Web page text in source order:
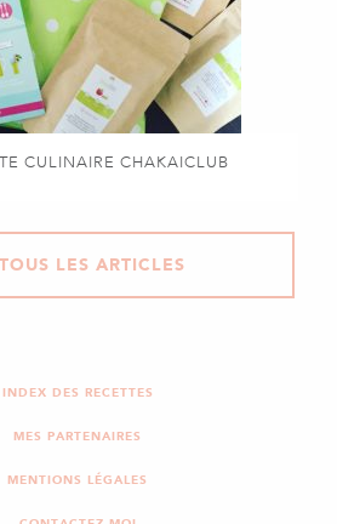
CULINAIRE CHAKAICLUB
LES ARTICLES
INDEX DES RECETTES
MES PARTENAIRES
MENTIONS LÉGALES